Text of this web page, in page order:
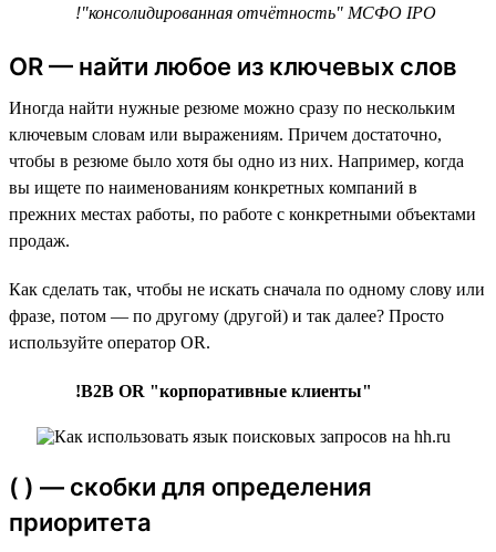
!"консолидированная отчётность" МСФО IPO
OR — найти любое из ключевых слов
Иногда найти нужные резюме можно сразу по нескольким
ключевым словам или выражениям. Причем достаточно,
чтобы в резюме было хотя бы одно из них. Например, когда
вы ищете по наименованиям конкретных компаний в
прежних местах работы, по работе с конкретными объектами
продаж.
Как сделать так, чтобы не искать сначала по одному слову или
фразе, потом — по другому (другой) и так далее? Просто
используйте оператор OR.
!B2B OR "корпоративные клиенты"
( ) — скобки для определения
приоритета